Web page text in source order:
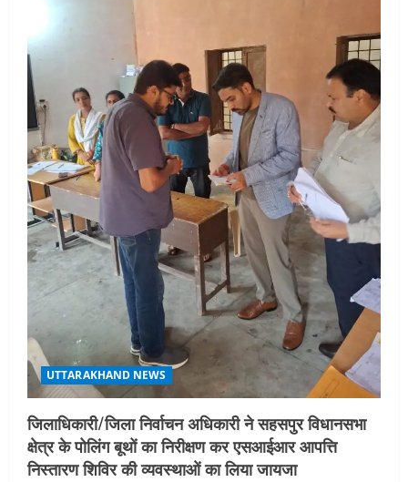
UTTARAKHAND NEWS
जिलाधिकारी/जिला निर्वाचन अधिकारी ने सहसपुर विधानसभा
क्षेत्र के पोलिंग बूथों का निरीक्षण कर एसआईआर आपत्ति
निस्तारण शिविर की व्यवस्थाओं का लिया जायजा